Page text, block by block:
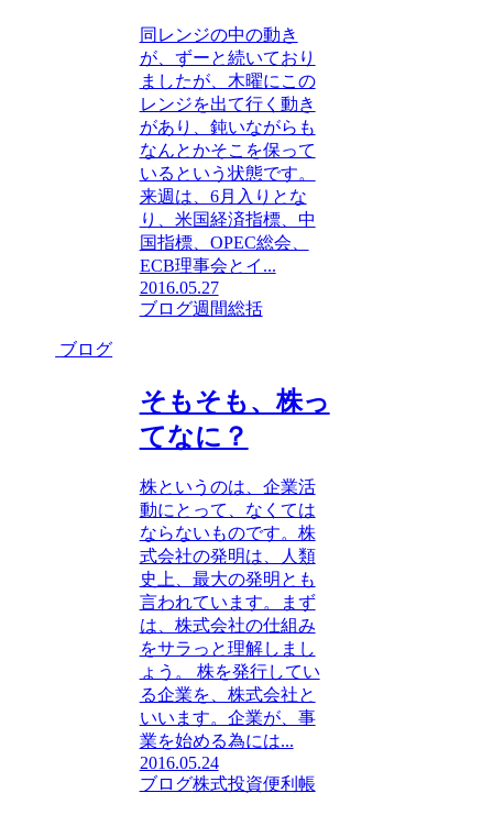
同レンジの中の動き
が、ずーと続いており
ましたが、木曜にこの
レンジを出て行く動き
があり、鈍いながらも
なんとかそこを保って
いるという状態です。
来週は、6月入りとな
り、米国経済指標、中
国指標、OPEC総会、
ECB理事会とイ...
2016.05.27
ブログ週間総括
ブログ
そもそも、株っ
てなに？
株というのは、企業活
動にとって、なくては
ならないものです。株
式会社の発明は、人類
史上、最大の発明とも
言われています。まず
は、株式会社の仕組み
をサラっと理解しまし
ょう。 株を発行してい
る企業を、株式会社と
いいます。企業が、事
業を始める為には...
2016.05.24
ブログ株式投資便利帳